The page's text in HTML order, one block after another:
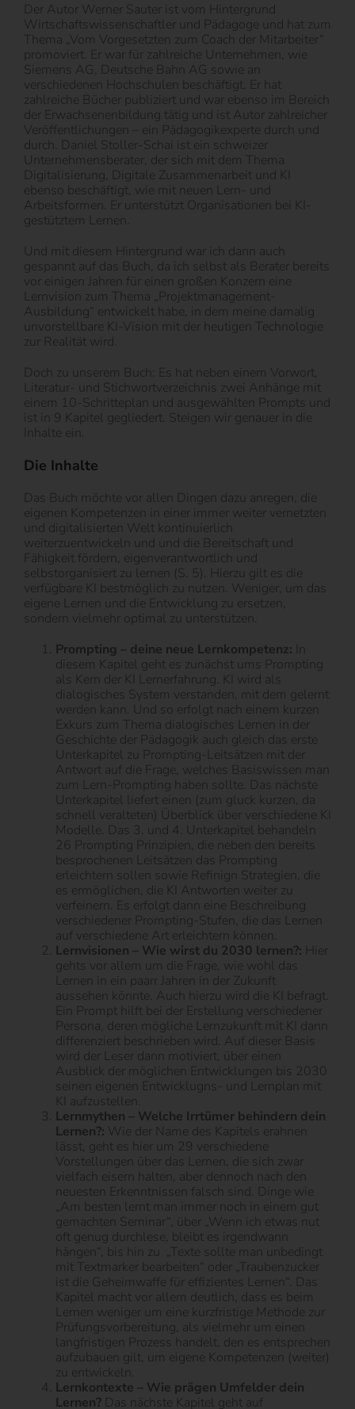
Der Autor Werner Sauter ist vom Hintergrund
Wirtschaftswissenschaftler und Pädagoge und hat zum
Thema „Vom Vorgesetzten zum Coach der Mitarbeiter“
promoviert. Er war für zahlreiche Unternehmen, wie
Siemens AG, Deutsche Bahn AG sowie an
verschiedenen Hochschulen beschäftigt. Er hat
zahlreiche Bücher publiziert und war ebenso im Bereich
der Erwachsenenbildung tätig und ist Autor zahlreicher
Veröffentlichungen – ein Pädagogikexperte durch und
durch. Daniel Stoller-Schai ist ein schweizer
Unternehmensberater, der sich mit dem Thema
Digitalisierung, Digitale Zusammenarbeit und KI
ebenso beschäftigt, wie mit neuen Lern- und
Arbeitsformen. Er unterstützt Organisationen bei KI-
gestütztem Lernen.
Und mit diesem Hintergrund war ich dann auch
gespannt auf das Buch, da ich selbst als Berater bereits
vor einigen Jahren für einen großen Konzern eine
Lernvision zum Thema „Projektmanagement-
Ausbildung“ entwickelt habe, in dem meine damalig
unvorstellbare KI-Vision mit der heutigen Technologie
zur Realität wird.
Doch zu unserem Buch: Es hat neben einem Vorwort,
Literatur- und Stichwortverzeichnis zwei Anhänge mit
einem 10-Schritteplan und ausgewählten Prompts und
ist in 9 Kapitel gegliedert. Steigen wir genauer in die
Inhalte ein.
Die Inhalte
Das Buch möchte vor allen Dingen dazu anregen, die
eigenen Kompetenzen in einer immer weiter vernetzten
und digitalisierten Welt kontinuierlich
weiterzuentwickeln und und die Bereitschaft und
Fähigkeit fördern, eigenverantwortlich und
selbstorganisiert zu lernen (S. 5). Hierzu gilt es die
verfügbare KI bestmöglich zu nutzen. Weniger, um das
eigene Lernen und die Entwicklung zu ersetzen,
sondern vielmehr optimal zu unterstützen.
Prompting – deine neue Lernkompetenz:
diesem Kapitel geht es zunächst ums Prompting
als Kern der KI Lernerfahrung. KI wird als
dialogisches System verstanden, mit dem gelernt
werden kann. Und so erfolgt nach einem kurzen
Exkurs zum Thema dialogisches Lernen in der
Geschichte der Pädagogik auch gleich das erste
Unterkapitel zu Prompting-Leitsätzen mit der
Antwort auf die Frage, welches Basiswissen man
zum Lern-Prompting haben sollte. Das nächste
Unterkapitel liefert einen (zum gluck kurzen, da
schnell veralteten) Überblick über verschiedene KI
Modelle. Das 3. und 4. Unterkapitel behandeln
26 Prompting Prinzipien, die neben den bereits
besprochenen Leitsätzen das Prompting
erleichtern sollen sowie Refinign Strategien, die
es ermöglichen, die KI Antworten weiter zu
verfeinern. Es erfolgt dann eine Beschreibung
verschiedener Prompting-Stufen, die das Lernen
auf verschiedene Art erleichtern können.
Lernvisionen – Wie wirst du 2030 lernen?: Hier
gehts vor allem um die Frage, wie wohl das
Lernen in ein paarr Jahren in der Zukunft
aussehen könnte. Auch hierzu wird die KI befragt.
Ein Prompt hilft bei der Erstellung verschiedener
Persona, deren mögliche Lernzukunft mit KI dann
differenziert beschrieben wird. Auf dieser Basis
wird der Leser dann motiviert, über einen
Ausblick der möglichen Entwicklungen bis 2030
seinen eigenen Entwicklugns- und Lernplan mit
KI aufzustellen.
Lernmythen – Welche Irrtümer behindern dein
Lernen?: Wie der Name des Kapitels erahnen
lässt, geht es hier um 29 verschiedene
Vorstellungen über das Lernen, die sich zwar
vielfach eisern halten, aber dennoch nach den
neuesten Erkenntnissen falsch sind. Dinge wie
„Am besten lernt man immer noch in einem gut
gemachten Seminar“, über „Wenn ich etwas nut
oft genug durchlese, bleibt es irgendwann
hängen“, bis hin zu „Texte sollte man unbedingt
mit Textmarker bearbeiten“ oder „Traubenzucker
ist die Geheimwaffe für effizientes Lernen“. Das
Kapitel macht vor allem deutlich, dass es beim
Lernen weniger um eine kurzfristige Methode zur
Prüfungsvorbereitung, als vielmehr um einen
langfristigen Prozess handelt, den es entsprechen
aufzubauen gilt, um eigene Kompetenzen (weiter)
zu entwickeln.
Lernkontexte – Wie prägen Umfelder dein
Lernen? Das nächste Kapitel geht auf